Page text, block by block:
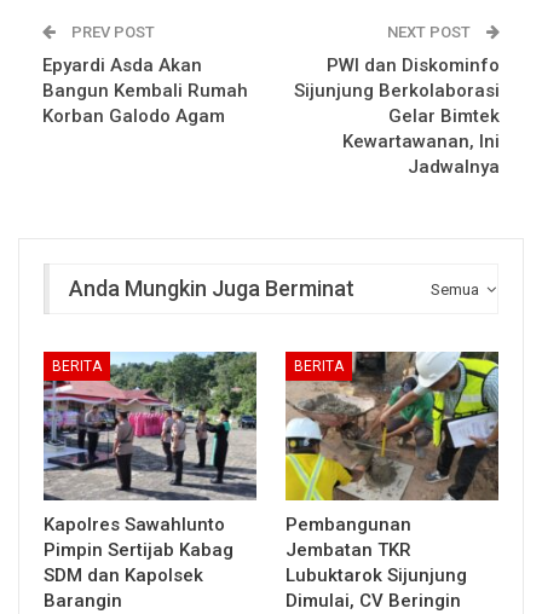
PREV POST
Epyardi Asda Akan
Bangun Kembali Rumah
Korban Galodo Agam
NEXT POST
PWI dan Diskominfo
Sijunjung Berkolaborasi
Gelar Bimtek
Kewartawanan, Ini
Jadwalnya
Semua
Anda Mungkin Juga Berminat
BERITA
Kapolres Sawahlunto
Pimpin Sertijab Kabag
SDM dan Kapolsek
Barangin
BERITA
Pembangunan
Jembatan TKR
Lubuktarok Sijunjung
Dimulai, CV Beringin